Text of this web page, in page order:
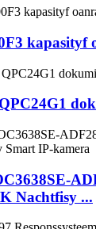
kapasityf
Nachtfisy ...